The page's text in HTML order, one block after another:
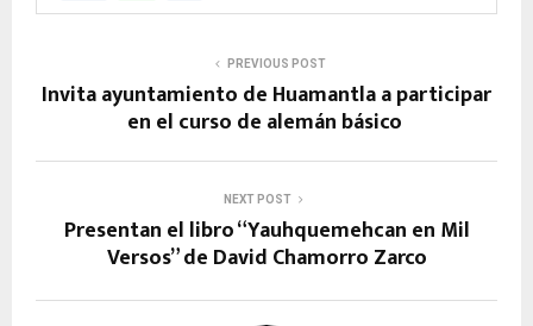
PREVIOUS POST
Invita ayuntamiento de Huamantla a participar
en el curso de alemán básico
NEXT POST
Presentan el libro “Yauhquemehcan en Mil
Versos” de David Chamorro Zarco